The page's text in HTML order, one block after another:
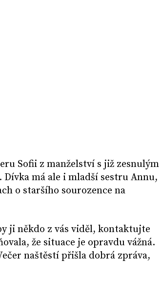
Sofii z manželství s již zesnulým
má ale i mladší sestru Annu,
o staršího sourozence na
ji někdo z vás viděl, kontaktujte
že situace je opravdu vážná.
naštěstí přišla dobrá zpráva,